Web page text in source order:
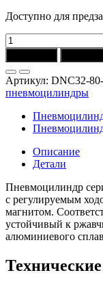
Доступно для
Количество
товара
Пневмоцилиндр
DNC32-
80-
PPV-
=
80
мм,
магнит)
CSNSP
Артикул: DNC32-
пневмоцилиндры
Описание
Детали
Пневмоцилиндр
с регулируемым
магнитом.
устойчивый к
алюминиевого